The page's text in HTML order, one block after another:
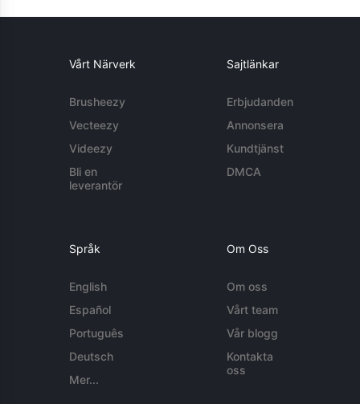
Vårt Närverk
Brusheezy
Vecteezy
Videezy
Bli en
leverantör
Sajtlänkar
Erbjudanden
Annonsera
Kundtjänst
DMCA
Språk
English
Español
Português
Deutsch
Mer...
Om Oss
Om oss
Vårt team
Vår blogg
Kontakta
oss